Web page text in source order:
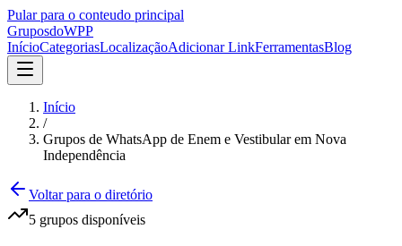
Pular para o conteudo principal
GruposdoWPP
InícioCategoriasLocalizaçãoAdicionar LinkFerramentasBlog
Início
/
Grupos de WhatsApp de Enem e Vestibular em Nova
Independência
Voltar para o diretório
5 grupos disponíveis